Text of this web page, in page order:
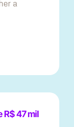
a
R$ 47 mil